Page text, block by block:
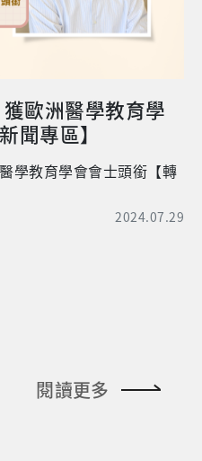
歐洲醫學教育學
聞專區】
學教育學會會士頭銜【轉
2024.07.29
閱讀更多